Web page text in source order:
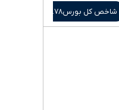
شاخص کل بورس5,407,901.78